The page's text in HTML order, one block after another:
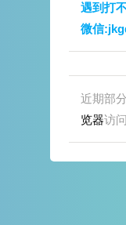
遇到打
微信
近期部
览器访